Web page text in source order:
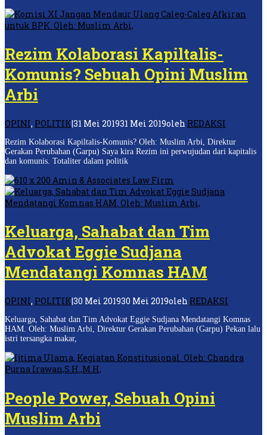
Rezim Kolaborasi Kapiltalis-
Komunis? Sebuah Opini Muslim
Arbi
OPINI, POLITIK|31 Mei 201931 Mei 2019oleh REDAKSI
Rezim Kolaborasi Kapiltalis-Komunis? Oleh: Muslim Arbi, Direktur
Gerakan Perubahan (Garpu) Saya kira Rezim ini perwujudan dari kapitalis
dan komunis. Totaliter dalam politik
Keluarga, Sahabat dan Tim
Advokat Eggie Sudjana
Mendatangi Komnas HAM
OPINI, POLITIK|30 Mei 201930 Mei 2019oleh REDAKSI
Keluarga, Sahabat dan Tim Advokat Eggie Sudjana Mendatangi Komnas
HAM. Oleh: Muslim Arbi, Direktur Gerakan Perubahan (Garpu) Pekan lalu
istri tersangka makar,
People Power, Sebuah Opini
Muslim Arbi